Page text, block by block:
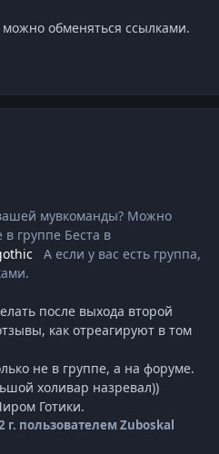
можно обменяться ссылками.
мувкоманды? Можно
группе Беста в
А если у вас есть группа,
после выхода второй
как отреагируют в том
не в группе, а на форуме.
холивар назревал))
Готики.
г. пользователем Zuboskal